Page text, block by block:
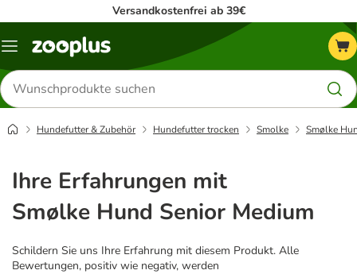
Versandkostenfrei ab 39€
Menü
Produkte
suchen
Hundefutter & Zubehör Hundefutter trocken Smolke Smølke
Ihre Erfahrungen mit
Smølke Hund Senior Medium
Schildern Sie uns Ihre Erfahrung mit diesem Produkt. Alle
Bewertungen, positiv wie negativ, werden